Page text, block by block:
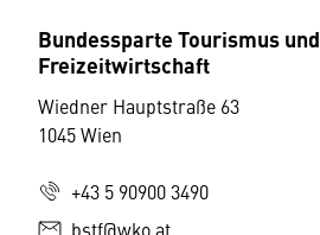
Bundessparte Tourismus und
Freizeitwirtschaft
Wiedner Hauptstraße 63
1045 Wien
+43 5 90900 3490
bstf@wko.at